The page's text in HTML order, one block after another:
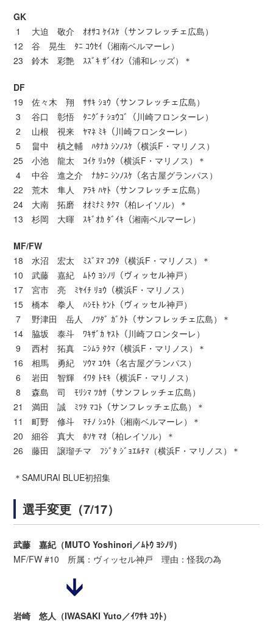
GK
1 大迫 敬介 ｵｵｻｺ ｹｲｽｹ（サンフレッチェ広島）
12 谷 晃生 ﾀﾆ ｺｳｾｲ（湘南ベルマーレ）
23 鈴木 彩艶 ｽｽﾞｷ ｻﾞｲｵﾝ（浦和レッズ）＊
DF
19 佐々木 翔 ｻｻｷ ｼｮｳ（サンフレッチェ広島）
3 谷口 彰悟 ﾀﾆｸﾞﾁ ｼｮｳｺﾞ（川崎フロンターレ）
2 山根 視来 ﾔﾏﾈ ﾐｷ（川崎フロンターレ）
5 畠中 槙之輔 ﾊﾀﾅｶ ｼﾝﾉｽｹ（横浜F・マリノス）
25 小池 龍太 ｺｲｹ ﾘｭｳﾀ（横浜F・マリノス）＊
4 中谷 進之介 ﾅｶﾀﾆ ｼﾝﾉｽｹ（名古屋グランパス）
22 荒木 隼人 ｱﾗｷ ﾊﾔﾄ（サンフレッチェ広島）
24 大南 拓磨 ｵｵﾐﾅﾐ ﾀｸﾏ（柏レイソル）＊
13 杉岡 大暉 ｽｷﾞｵｶ ﾀﾞｲｷ（湘南ベルマーレ）
MF/FW
18 水沼 宏太 ﾐｽﾞﾇﾏ ｺｳﾀ（横浜F・マリノス）＊
10 武藤 嘉紀 ﾑﾄｳ ﾖｼﾉﾘ（ヴィッセル神戸）
17 宮市 亮 ﾐﾔｲﾁ ﾘｮｳ（横浜F・マリノス）
15 橋本 拳人 ﾊｼﾓﾄ ｹﾝﾄ（ヴィッセル神戸）
7 野津田 岳人 ﾉﾂﾀﾞ ｶﾞｸﾄ（サンフレッチェ広島）＊
14 脇坂 泰斗 ﾜｷｻﾞｶ ﾔｽﾄ（川崎フロンターレ）
9 西村 拓真 ﾆｼﾑﾗ ﾀｸﾏ（横浜F・マリノス）＊
16 相馬 勇紀 ｿｳﾏ ﾕｳｷ（名古屋グランパス）
6 岩田 智輝 ｲﾜﾀ ﾄﾓｷ（横浜F・マリノス）
8 森島 司 ﾓﾘｼﾏ ﾂｶｻ（サンフレッチェ広島）
21 満田 誠 ﾐﾂﾀ ﾏｺﾄ（サンフレッチェ広島）＊
11 町野 修斗 ﾏﾁﾉ ｼｭｳﾄ（湘南ベルマーレ）＊
20 細谷 真大 ﾎｿﾔ ﾏｵ（柏レイソル）＊
26 藤田 譲瑠チマ ﾌｼﾞﾀ ｼﾞｮｴﾙﾁﾏ（横浜F・マリノス）＊
＊SAMURAI BLUE初招集
選手変更（7/17）
武藤 嘉紀（MUTO Yoshinori／ﾑﾄｳ ﾖｼﾉﾘ）
MF/FW #10 所属：ヴィッセル神戸 理由：怪我の為
岩崎 悠人（IWASAKI Yuto／ｲﾜｻｷ ﾕｳﾄ）